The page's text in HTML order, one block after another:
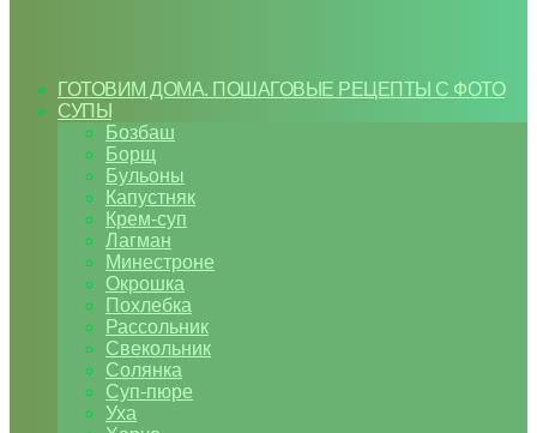
ГОТОВИМ ДОМА. ПОШАГОВЫЕ РЕЦЕПТЫ С ФОТО
СУПЫ
Бозбаш
Борщ
Бульоны
Капустняк
Крем-суп
Лагман
Минестроне
Окрошка
Похлебка
Рассольник
Свекольник
Солянка
Суп-пюре
Уха